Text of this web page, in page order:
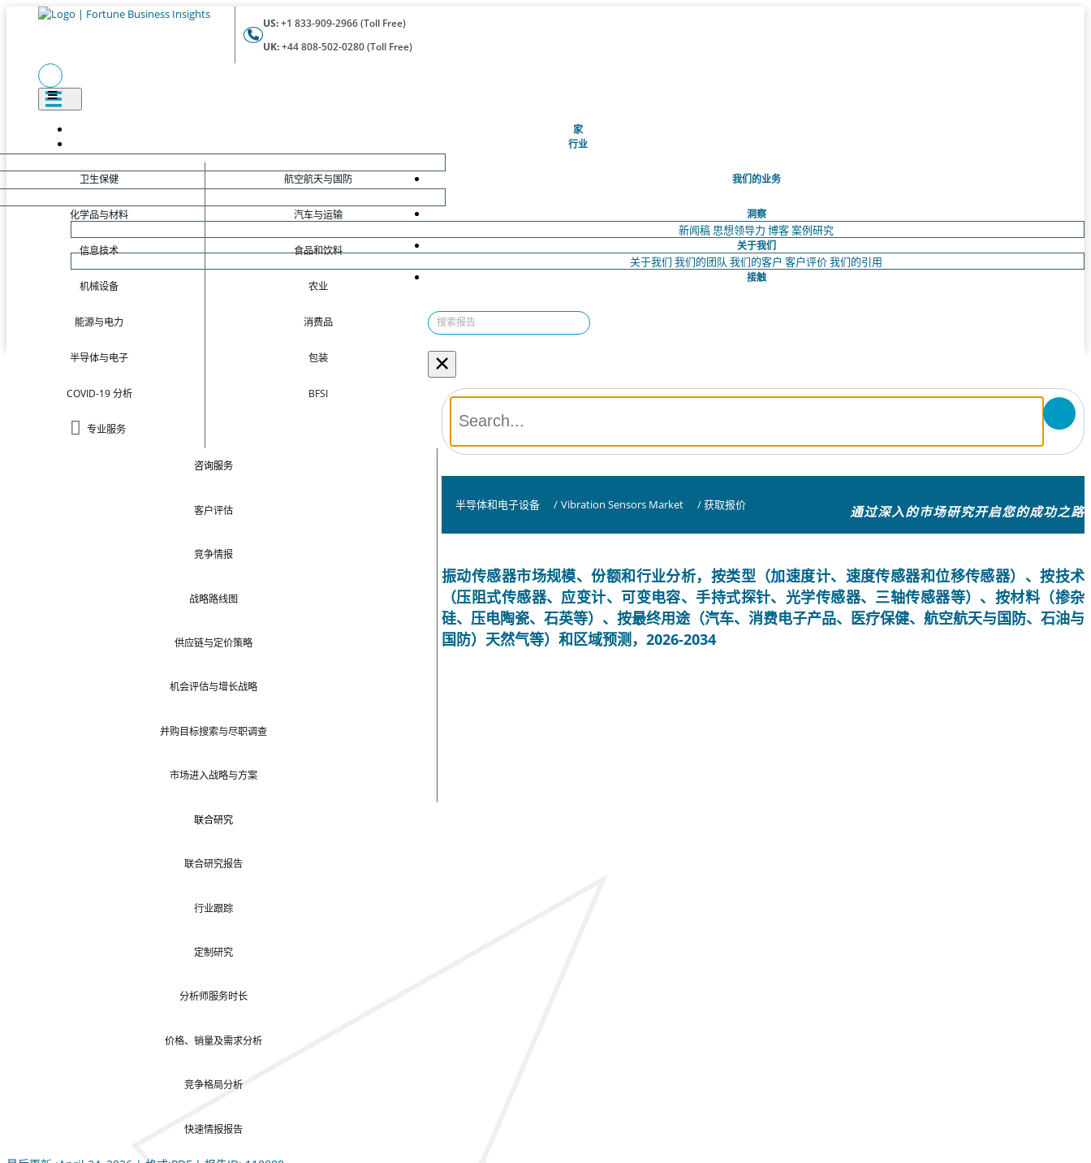
US:+1 833-909-2966 (Toll Free)
UK:+44 808-502-0280 (Toll Free)
家(当前的)
行业
卫生保健
化学品与材料
信息技术
机械设备
能源与电力
半导体与电子
COVID-19 分析
专业服务
航空航天与国防
汽车与运输
食品和饮料
农业
消费品
包装
BFSI
我们的业务
咨询服务
客户评估
竞争情报
战略路线图
供应链与定价策略
机会评估与增长战略
并购目标搜索与尽职调查
市场进入战略与方案
联合研究
联合研究报告
行业跟踪
定制研究
分析师服务时长
价格、销量及需求分析
竞争格局分析
快速情报报告
洞察
新闻稿 思想领导力 博客案例研究
关于我们
关于我们 我们的团队 我们的客户 客户评价我们的引用
接触
×
半导体和电子设备 / Vibration Sensors Market / 获取报价 通过深入的市场研究开启您的成功之路
振动传感器市场规模、份额和行业分析，按类型（加速度计、速度传感器和位移传感器）、按技术
（压阻式传感器、应变计、可变电容、手持式探针、光学传感器、三轴传感器等）、按材料（掺杂
硅、压电陶瓷、石英等）、按最终用途（汽车、消费电子产品、医疗保健、航空航天与国防、石油与
国防）天然气等）和区域预测，2026-2034